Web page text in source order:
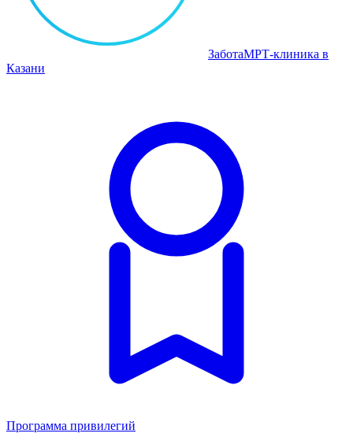
ЗаботаМРТ‑клиника в
Казани
Программа привилегий